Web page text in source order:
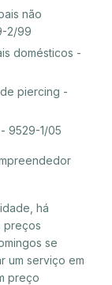
não
2/99
domésticos -
piercing -
9529-1/05
há
preços
se
um serviço em
preço